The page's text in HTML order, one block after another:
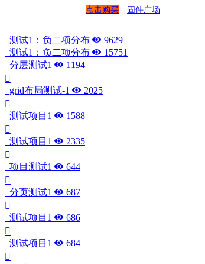
点击购买 固件广场
测试1：负二项分布
9629
测试1：负二项分布
15751
分层测试1
1194
grid布局测试-1 2025
测试项目1 1588
测试项目1 2335
项目测试1 644
分页测试1 687
测试项目1 686
测试项目1 684